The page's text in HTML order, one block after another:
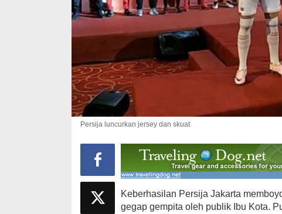
Persija luncurkan jersey dan skuat
Keberhasilan Persija Jakarta
gegap gempita oleh publik Ibu Kota.